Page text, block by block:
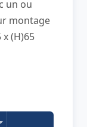
un ou
montage
(H)65